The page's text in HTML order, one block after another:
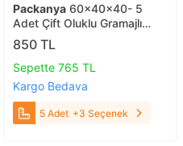
Packanya 60x40x40- 5
Adet Çift Oluklu Gramajlı
Koliler 5 Adet
850 TL
Sepette 765 TL
Kargo Bedava
5 Adet +3 Seçenek